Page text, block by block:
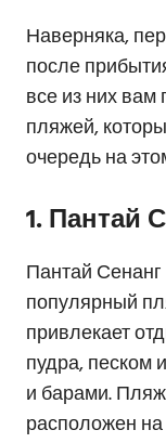
Наверняка,
после
все из них вам
пляжей,
очередь на
1. Пантай
Пантай
популярный
привлекает
пудра, песком
и барами.
расположен